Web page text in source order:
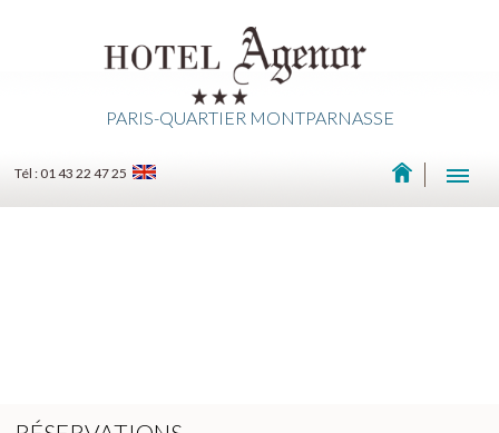
PARIS-QUARTIER MONTPARNASSE
Tél : 01 43 22 47 25